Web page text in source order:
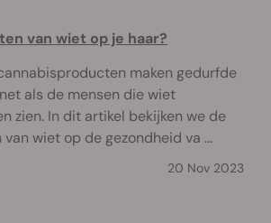
van wiet op je haar?
maken gedurfde
als de mensen die wiet
zien. In dit artikel bekijken we de
wiet op de gezondheid va ...
20 Nov 2023